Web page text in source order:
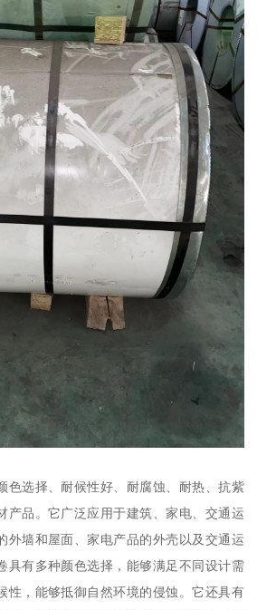
色选择、耐候性好、耐腐蚀、耐热、抗紫
产品。它广泛应用于建筑、家电、交通运
外墙和屋面、家电产品的外壳以及交通运
具有多种颜色选择，能够满足不同设计需
性，能够抵御自然环境的侵蚀。它还具有